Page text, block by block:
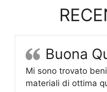
Buona
Mi sono trovato
materiali di ottima